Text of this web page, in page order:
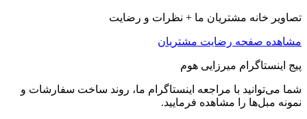
تصاویر خانه مشتریان ما + نظرات و رضایت
مشاهده صفحه رضايت مشتريان
پیج اینستاگرام میرزایی هوم
شما می‌توانید با مراجعه اینستاگرام ما، روند ساخت سفارشات و
نمونه مبل‌ها را مشاهده فرمایید.